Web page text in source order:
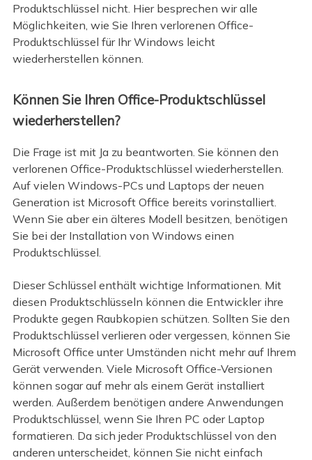
Produktschlüssel nicht. Hier besprechen wir alle
Möglichkeiten, wie Sie Ihren verlorenen Office-
Produktschlüssel für Ihr Windows leicht
wiederherstellen können.
Können Sie Ihren Office-Produktschlüssel
wiederherstellen?
Die Frage ist mit Ja zu beantworten. Sie können den
verlorenen Office-Produktschlüssel wiederherstellen.
Auf vielen Windows-PCs und Laptops der neuen
Generation ist Microsoft Office bereits vorinstalliert.
Wenn Sie aber ein älteres Modell besitzen, benötigen
Sie bei der Installation von Windows einen
Produktschlüssel.
Dieser Schlüssel enthält wichtige Informationen. Mit
diesen Produktschlüsseln können die Entwickler ihre
Produkte gegen Raubkopien schützen. Sollten Sie den
Produktschlüssel verlieren oder vergessen, können Sie
Microsoft Office unter Umständen nicht mehr auf Ihrem
Gerät verwenden. Viele Microsoft Office-Versionen
können sogar auf mehr als einem Gerät installiert
werden. Außerdem benötigen andere Anwendungen
Produktschlüssel, wenn Sie Ihren PC oder Laptop
formatieren. Da sich jeder Produktschlüssel von den
anderen unterscheidet, können Sie nicht einfach